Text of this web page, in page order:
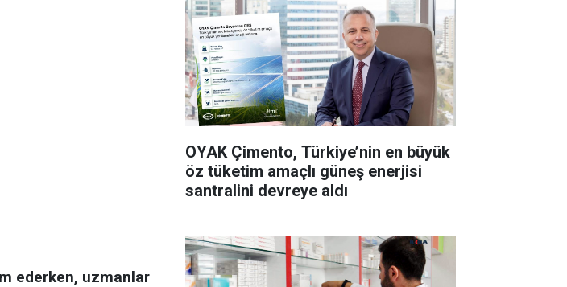
ederken, uzmanlar
OYAK Çimento, Türkiye’nin en büyük
öz tüketim amaçlı güneş enerjisi
santralini devreye aldı